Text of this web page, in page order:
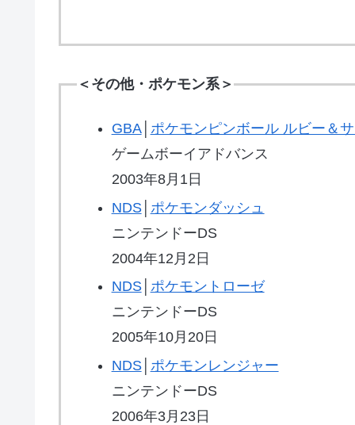
＜その他・ポケモン系＞
GBA│ ポケモンピンボール ルビー＆
ゲームボーイアドバンス
2003年8月1日
NDS│ ポケモンダッシュ
ニンテンドーDS
2004年12月2日
NDS│ ポケモントローゼ
ニンテンドーDS
2005年10月20日
NDS│ ポケモンレンジャー
ニンテンドーDS
2006年3月23日